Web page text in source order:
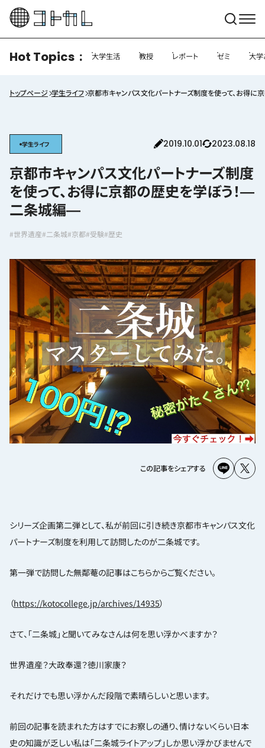
Hot Topics 大学生活 教授 レポート ゼミ 大学
トップページ 学生ライフ 京都市キャンパス文化パートナーズ制度を使って、お得
学生ライフ 2019.10.01 2023.08.18
京都市キャンパス文化パートナーズ制度
を使って、お得に京都の歴史を学ぼう！―
二条城編―
#世界遺産#二条城#京都#受験#歴史
この記事をシェアする
シリーズ企画第二弾として、私が前回に引き続き京都市キャンパス文化
パートナーズ制度を利用して訪問したのが二条城です。
第一弾で訪問した無鄰菴の記事はこちらからご覧ください。
（https://kotocollege.jp/archives/14935）
さて、「二条城」と聞いてみなさんは何を思い浮かべますか？
世界遺産？大政奉還？徳川家康？
それだけでも思い浮かんだ段階で素晴らしいと思います。
前回の記事を読まれた方はすでにお察しの通り、情けないくらい日本
史の知識が乏しい私は「二条城ライトアップ」しか思い浮かびませんで